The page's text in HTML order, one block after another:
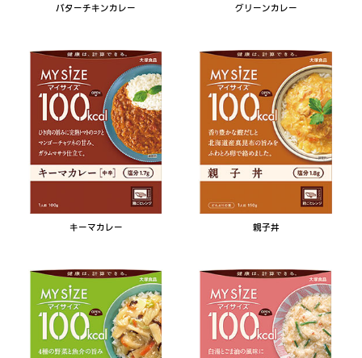
バターチキンカレー グリーンカレー
キーマカレー 親子丼